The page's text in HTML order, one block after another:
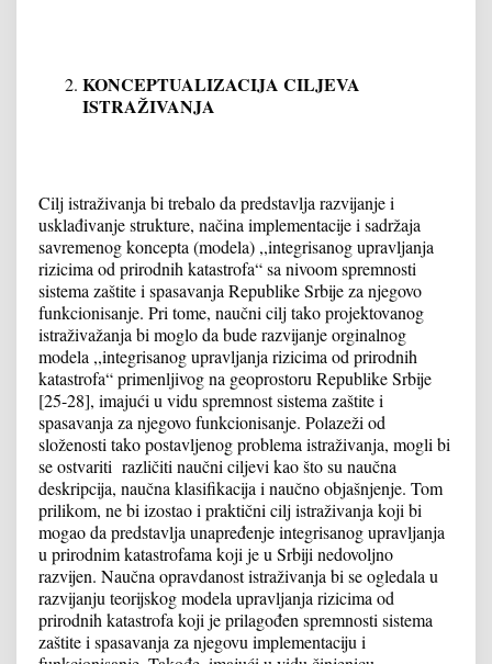
KONCEPTUALIZACIJA CILJEVA
ISTRAŽIVANJA
Cilj istraživanja bi trebalo da predstavlja razvijanje i
usklađivanje strukture, načina implementacije i sadržaja
savremenog koncepta (modela) ,,integrisanog upravljanja
rizicima od prirodnih katastrofa“ sa nivoom spremnosti
sistema zaštite i spasavanja Republike Srbije za njegovo
funkcionisanje. Pri tome, naučni cilj tako projektovanog
istraživažanja bi moglo da bude razvijanje orginalnog
modela ,,integrisanog upravljanja rizicima od prirodnih
katastrofa“ primenljivog na geoprostoru Republike Srbije
[25-28], imajući u vidu spremnost sistema zaštite i
spasavanja za njegovo funkcionisanje. Polazeži od
složenosti tako postavljenog problema istraživanja, mogli bi
se ostvariti različiti naučni ciljevi kao što su naučna
deskripcija, naučna klasifikacija i naučno objašnjenje. Tom
prilikom, ne bi izostao i praktični cilj istraživanja koji bi
mogao da predstavlja unapređenje integrisanog upravljanja
u prirodnim katastrofama koji je u Srbiji nedovoljno
razvijen. Naučna opravdanost istraživanja bi se ogledala u
razvijanju teorijskog modela upravljanja rizicima od
prirodnih katastrofa koji je prilagođen spremnosti sistema
zaštite i spasavanja za njegovu implementaciju i